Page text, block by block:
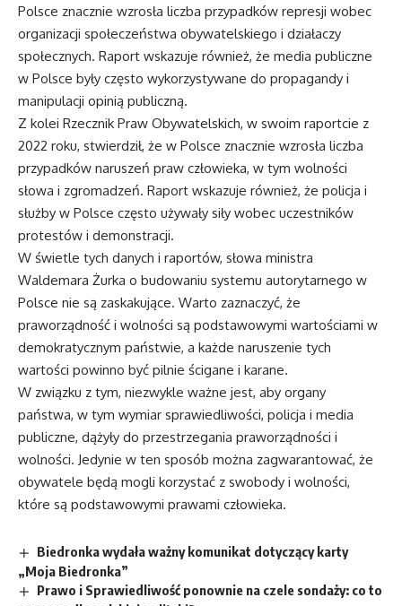
Polsce znacznie wzrosła liczba przypadków represji wobec
organizacji społeczeństwa obywatelskiego i działaczy
społecznych. Raport wskazuje również, że media publiczne
w Polsce były często wykorzystywane do propagandy i
manipulacji opinią publiczną.
Z kolei Rzecznik Praw Obywatelskich, w swoim raportcie z
2022 roku, stwierdził, że w Polsce znacznie wzrosła liczba
przypadków naruszeń praw człowieka, w tym wolności
słowa i zgromadzeń. Raport wskazuje również, że policja i
służby w Polsce często używały siły wobec uczestników
protestów i demonstracji.
W świetle tych danych i raportów, słowa ministra
Waldemara Żurka o budowaniu systemu autorytarnego w
Polsce nie są zaskakujące. Warto zaznaczyć, że
praworządność i wolności są podstawowymi wartościami w
demokratycznym państwie, a każde naruszenie tych
wartości powinno być pilnie ścigane i karane.
W związku z tym, niezwykle ważne jest, aby organy
państwa, w tym wymiar sprawiedliwości, policja i media
publiczne, dążyły do przestrzegania praworządności i
wolności. Jedynie w ten sposób można zagwarantować, że
obywatele będą mogli korzystać z swobody i wolności,
które są podstawowymi prawami człowieka.
Biedronka wydała ważny komunikat dotyczący karty
„Moja Biedronka”
Prawo i Sprawiedliwość ponownie na czele sondaży: co to